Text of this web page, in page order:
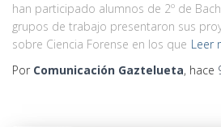
han participado alumnos de 2º de
grupos de trabajo presentaron sus
sobre Ciencia Forense en los que Leer
Por Comunicación Gaztelueta, hace